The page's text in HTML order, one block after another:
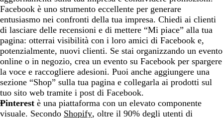
Facebook è uno strumento eccellente per generare
entusiasmo nei confronti della tua impresa. Chiedi ai clienti
di lasciare delle recensioni e di mettere “Mi piace” alla tua
pagina: otterrai visibilità con i loro amici di Facebook e,
potenzialmente, nuovi clienti. Se stai organizzando un evento
online o in negozio, crea un evento su Facebook per spargere
la voce e raccogliere adesioni. Puoi anche aggiungere una
sezione “Shop” sulla tua pagina e collegarla ai prodotti sul
tuo sito web tramite i post di Facebook.
Pinterest è una piattaforma con un elevato componente
visuale. Secondo Shopify, oltre il 90% degli utenti di